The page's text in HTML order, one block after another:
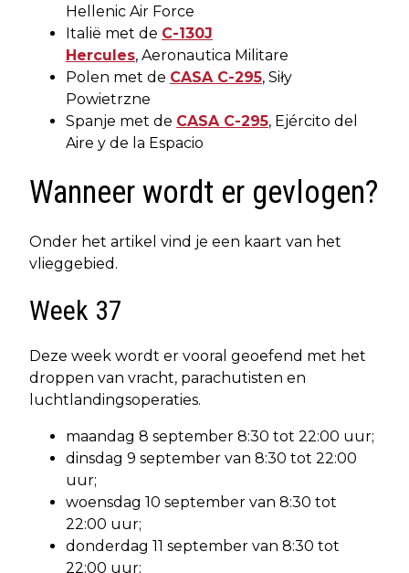
Hellenic Air Force
Italië met de C-130J
Hercules, Aeronautica Militare
Polen met de CASA C-295, Siły
Powietrzne
Spanje met de CASA C-295, Ejército del
Aire y de la Espacio
Wanneer wordt er gevlogen?
Onder het artikel vind je een kaart van het
vlieggebied.
Week 37
Deze week wordt er vooral geoefend met het
droppen van vracht, parachutisten en
luchtlandingsoperaties.
maandag 8 september 8:30 tot 22:00 uur;
dinsdag 9 september van 8:30 tot 22:00
uur;
woensdag 10 september van 8:30 tot
22:00 uur;
donderdag 11 september van 8:30 tot
22:00 uur;